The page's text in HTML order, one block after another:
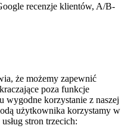
recenzje klientów, A/B-
że możemy zapewnić
poza funkcje
wygodne korzystanie z naszej
użytkownika korzystamy w
stron trzecich: